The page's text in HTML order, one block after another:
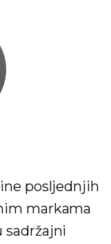
posljednjih
markama
sadržajni